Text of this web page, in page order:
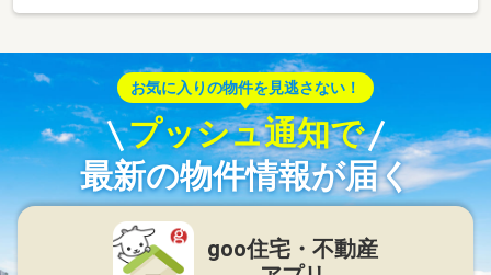
お気に入りの物件を見逃さない！
プッシュ通知で
最新の物件情報が届く
goo住宅・不動産